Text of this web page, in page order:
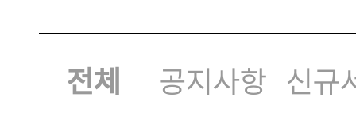
전체 공지사항 신규